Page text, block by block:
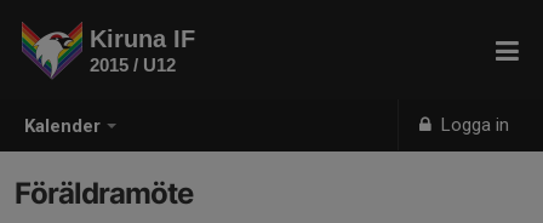
Kalender Logga in
Kiruna IF
2015 / U12
Föräldramöte